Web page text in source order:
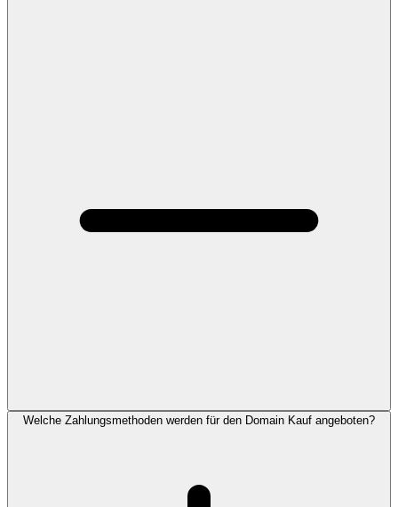
Welche Zahlungsmethoden werden für den Domain Kauf angeboten?